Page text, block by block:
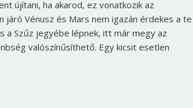
újítani, ha akarod, ez vonatkozik az
Vénusz és Mars nem igazán érdekes a te
a Szűz jegyébe lépnek, itt már megy az
valószínűsíthető. Egy kicsit esetlen